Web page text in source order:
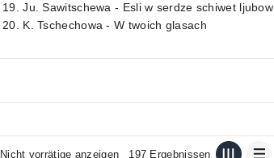
19. Ju. Sawitschewa - Esli w serdze schiwet ljubow
20. K. Tschechowa - W twoich glasach
Nicht vorrätige anzeigen 197 Ergebnissen